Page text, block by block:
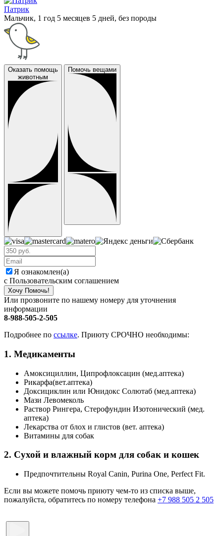
Патрик
Мальчик, 1 год 5 месяцев 5 дней, без породы
Оказать помощь
животным
Помочь вещами
Я ознакомлен(а)
с Пользовательским соглашением
Хочу Помочь!
Или прозвоните по нашему номеру для уточнения
информации
8-988-505-2-505
Подробнее по ссылке. Приюту СРОЧНО необходимы:
1. Медикаменты
Амоксициллин, Ципрофлоксацин (мед.аптека)
Рикарфа(вет.аптека)
Доксициклин или Юнидокс Солютаб (мед.аптека)
Мази Левомеколь
Раствор Рингера, Стерофундин Изотонический (мед.
аптека)
Лекарства от блох и глистов (вет. аптека)
Витамины для собак
2. Сухой и влажный корм для собак и кошек
Предпочтительны Royal Canin, Purina One, Perfect Fit.
Если вы можете помочь приюту чем-то из списка выше,
пожалуйста, обратитесь по номеру телефона +7 988 505 2 505